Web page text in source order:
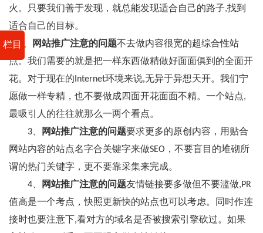
栏目
火。只要我们善于发现，就总能发现适合自己的路子,找到
适合自己的目标。
2、
网站推广注意的问题不去做内容很宽的超综合性站
点。我们需要的就是把一样东西做精做好面面俱到的全面开
花。对于现在的Internet环境来说,无异于异想天开。我们宁
愿做一样专精，也不要做成四面开花面面不精。一个站点,
最吸引人的往往就那么一两个看点。
3、
网站推广注意的问题要求更多的原创内容，用贴合
网站内容的站点名字合关键字来做SEO，不要盲目的堆砌所
谓的热门关键字，更不要靠采集来完成。
4、
网站推广注意的问题友情链接要多做但不要滥做,PR
值高是一个考点，快照更新快的站点也可以考虑。同时作连
接时也要注意下,看对方的域名是否被搜索引擎砍过。如果